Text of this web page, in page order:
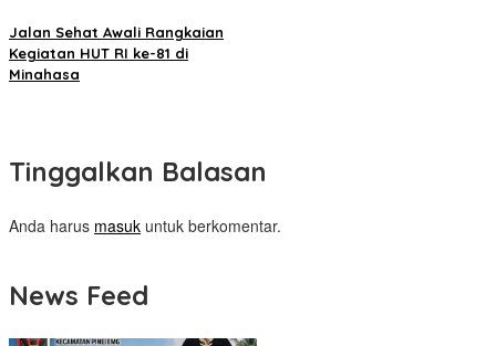
Jalan Sehat Awali Rangkaian
Kegiatan HUT RI ke-81 di
Minahasa
Tinggalkan Balasan
Anda harus masuk untuk berkomentar.
News Feed